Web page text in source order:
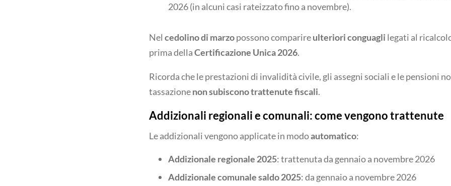
2026 (in alcuni casi rateizzato fino a novembre).
Nel cedolino di marzopossono comparireulteriori conguagli legati al
prima dellaCertificazione Unica 2026.
Ricorda che le prestazioni di invalidità civile, gli assegni sociali e le pensioni
tassazionenon subiscono trattenute fiscali.
Addizionali regionali e comunali: come vengono trattenute
Le addizionali vengono applicate in modoautomatico:
Addizionale regionale 2025: trattenuta da gennaio a novembre 2026
Addizionale comunale saldo 2025: da gennaio a novembre 2026